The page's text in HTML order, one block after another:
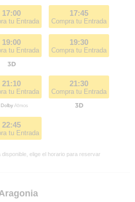
17:00
tu Entrada
17:45
Compra tu Entrada
19:00
tu Entrada
19:30
Compra tu Entrada
21:10
tu Entrada
21:30
Compra tu Entrada
22:45
tu Entrada
elige el horario para reservar